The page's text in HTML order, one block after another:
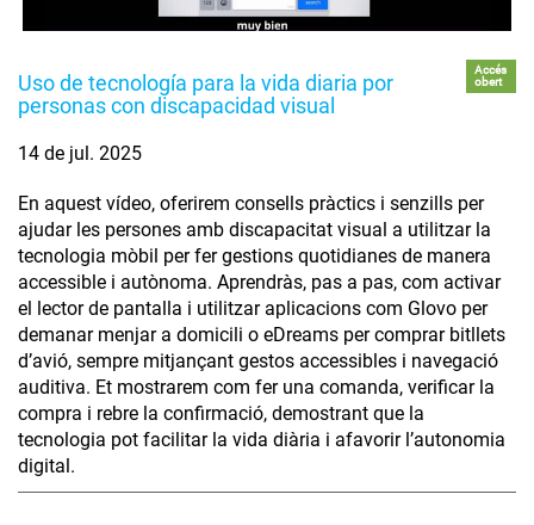
Uso de tecnología para la vida diaria por
personas con discapacidad visual
Accés
obert
14 de jul. 2025
En aquest vídeo, oferirem consells pràctics i senzills per
ajudar les persones amb discapacitat visual a utilitzar la
tecnologia mòbil per fer gestions quotidianes de manera
accessible i autònoma. Aprendràs, pas a pas, com activar
el lector de pantalla i utilitzar aplicacions com Glovo per
demanar menjar a domicili o eDreams per comprar bitllets
d’avió, sempre mitjançant gestos accessibles i navegació
auditiva. Et mostrarem com fer una comanda, verificar la
compra i rebre la confirmació, demostrant que la
tecnologia pot facilitar la vida diària i afavorir l’autonomia
digital.